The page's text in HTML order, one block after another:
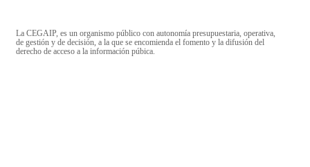
La CEGAIP, es un organismo público con autonomía presupuestaria, operativa,
de gestión y de decisión, a la que se encomienda el fomento y la difusión del
derecho de acceso a la información púbica.